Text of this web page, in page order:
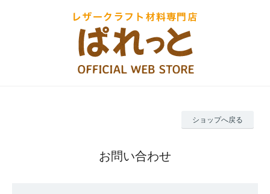
ショップへ戻る
お問い合わせ